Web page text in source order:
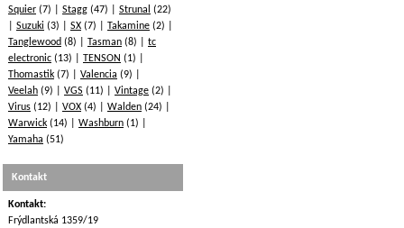
Squier (7) Stagg (47) Strunal (22)
Suzuki (3) SX (7) Takamine (2)
Tanglewood (8) Tasman (8)
tc
electronic (13) TENSON (1)
Thomastik (7) Valencia (9)
Veelah (9) VGS (11) Vintage (2)
Virus (12) VOX (4) Walden (24)
Warwick (14) Washburn (1)
Yamaha (51)
Kontakt
Kontakt:
Frýdlantská 1359/19